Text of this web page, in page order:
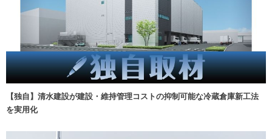
【独自】清水建設が建設・維持管理コストの抑制可能な冷蔵倉庫新工法
を実用化